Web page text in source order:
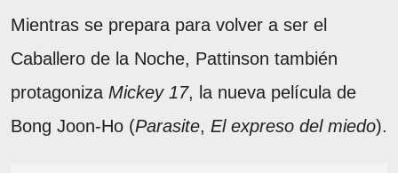
Mientras se prepara para volver a ser el
Caballero de la Noche, Pattinson también
protagoniza Mickey 17, la nueva película de
Bong Joon-Ho (Parasite, El expreso del miedo).